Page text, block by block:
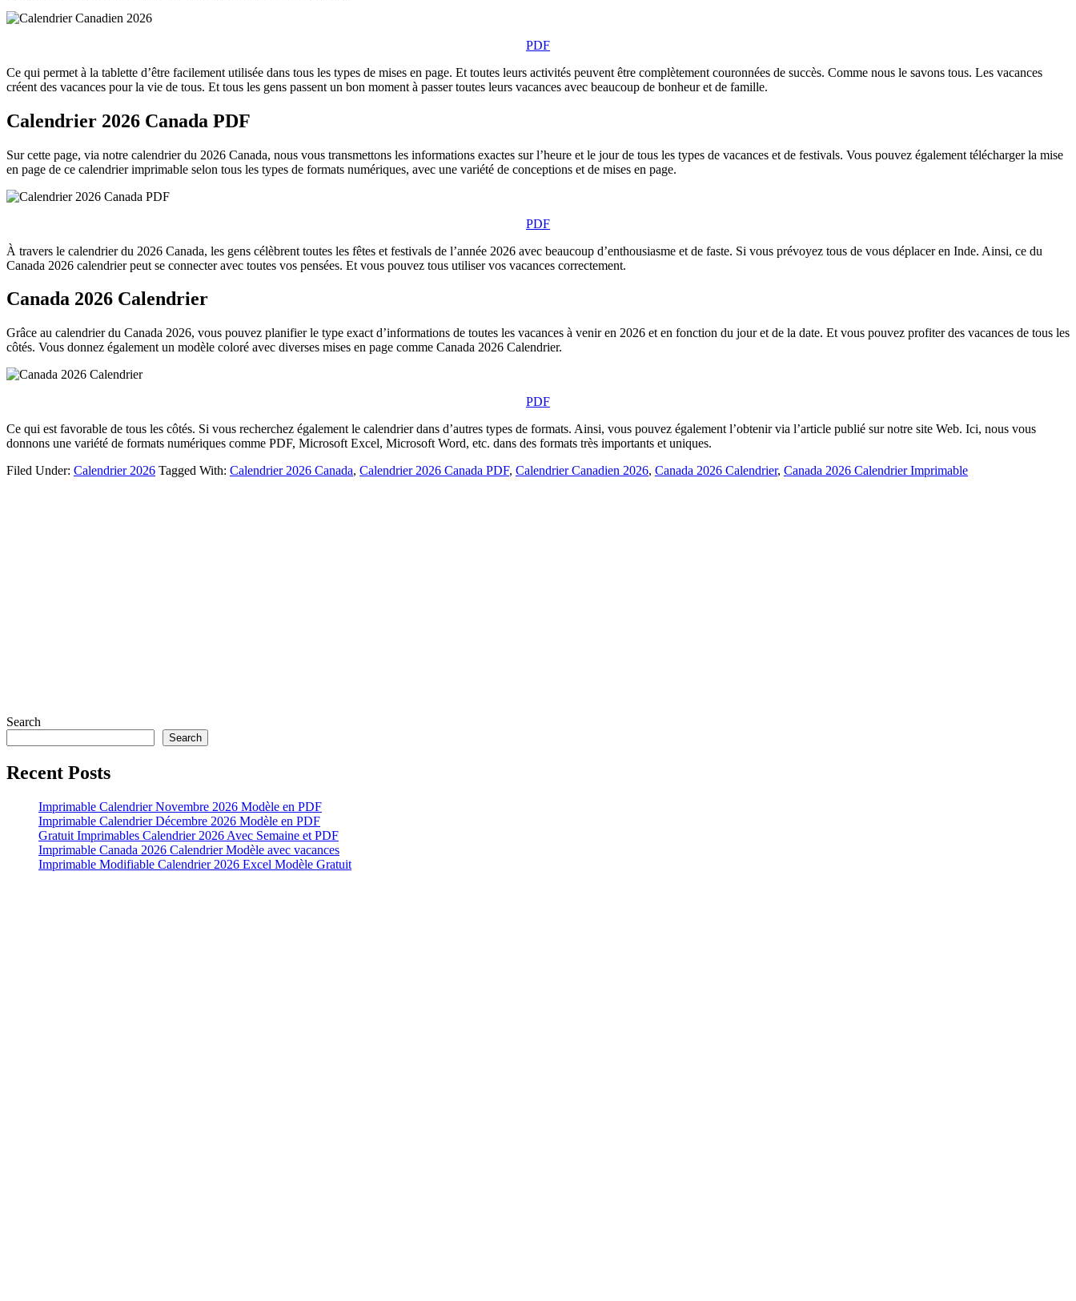
PDF
Ce qui permet à la tablette d’être facilement utilisée dans tous les types de mises en page. Et toutes leurs activités peuvent être complètement couronnées de succès. Comme nous le savons tous. Les vacances
créent des vacances pour la vie de tous. Et tous les gens passent un bon moment à passer toutes leurs vacances avec beaucoup de bonheur et de famille.
Calendrier 2026 Canada PDF
Sur cette page, via notre calendrier du 2026 Canada, nous vous transmettons les informations exactes sur l’heure et le jour de tous les types de vacances et de festivals. Vous pouvez également télécharger la mise
en page de ce calendrier imprimable selon tous les types de formats numériques, avec une variété de conceptions et de mises en page.
PDF
À travers le calendrier du 2026 Canada, les gens célèbrent toutes les fêtes et festivals de l’année 2026 avec beaucoup d’enthousiasme et de faste. Si vous prévoyez tous de vous déplacer en Inde. Ainsi, ce du
Canada 2026 calendrier peut se connecter avec toutes vos pensées. Et vous pouvez tous utiliser vos vacances correctement.
Canada 2026 Calendrier
Grâce au calendrier du Canada 2026, vous pouvez planifier le type exact d’informations de toutes les vacances à venir en 2026 et en fonction du jour et de la date. Et vous pouvez profiter des vacances de tous les
côtés. Vous donnez également un modèle coloré avec diverses mises en page comme Canada 2026 Calendrier.
PDF
Ce qui est favorable de tous les côtés. Si vous recherchez également le calendrier dans d’autres types de formats. Ainsi, vous pouvez également l’obtenir via l’article publié sur notre site Web. Ici, nous vous
donnons une variété de formats numériques comme PDF, Microsoft Excel, Microsoft Word, etc. dans des formats très importants et uniques.
Filed Under: Calendrier 2026 Tagged With: Calendrier 2026 Canada, Calendrier 2026 Canada PDF, Calendrier Canadien 2026, Canada 2026 Calendrier, Canada 2026 Calendrier Imprimable
Search
Search
Recent Posts
Imprimable Calendrier Novembre 2026 Modèle en PDF
Imprimable Calendrier Décembre 2026 Modèle en PDF
Gratuit Imprimables Calendrier 2026 Avec Semaine et PDF
Imprimable Canada 2026 Calendrier Modèle avec vacances
Imprimable Modifiable Calendrier 2026 Excel Modèle Gratuit